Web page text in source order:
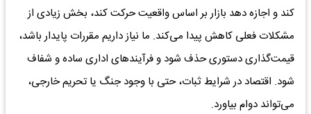
کند و اجازه دهد بازار بر اساس واقعیت حرکت کند، بخش زیادی از
مشکلات فعلی کاهش پیدا می‌کند. ما نیاز داریم مقررات پایدار باشد،
قیمت‌گذاری دستوری حذف شود و فرآیندهای اداری ساده و شفاف
شود. اقتصاد در شرایط ثبات، حتی با وجود جنگ یا تحریم خارجی،
می‌تواند دوام بیاورد.